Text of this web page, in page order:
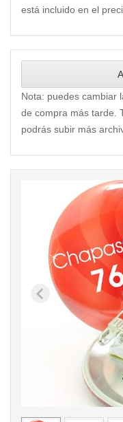
está incluido en el
Nota: puedes cambiar
de compra más tarde.
podrás subir más
< /picture>